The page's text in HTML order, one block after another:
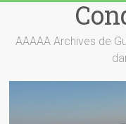
contentAAAAA Archives de